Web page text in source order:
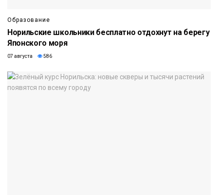
Образование
Норильские школьники бесплатно отдохнут на берегу
Японского моря
07 августа 586